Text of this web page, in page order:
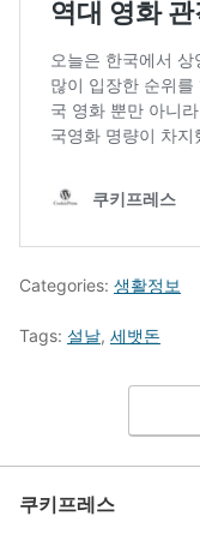
Categories: 생활정보
Tags: 설날, 세뱃돈
쿠키프레스